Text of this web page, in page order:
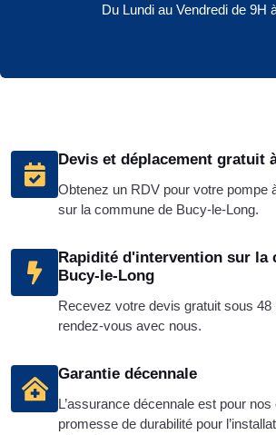
Devis et déplacement gratuit
Obtenez un RDV pour votre pompe
sur la commune de Bucy-le-Long.
Rapidité d'intervention sur la
Bucy-le-Long
Recevez votre devis gratuit sous 48
rendez-vous avec nous.
Garantie décennale
L’assurance décennale est pour
promesse de durabilité pour
Du Lundi au Vendredi de 9H